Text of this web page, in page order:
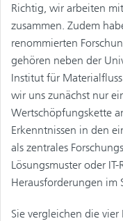
Richtig, wir arbeiten
zusammen. Zudem
renommierten
gehören neben der
Institut für
wir uns zunächst nur
Wertschöpfungskette
Erkenntnissen in den
als zentrales
Lösungsmuster oder
Herausforderungen im
Sie vergleichen die